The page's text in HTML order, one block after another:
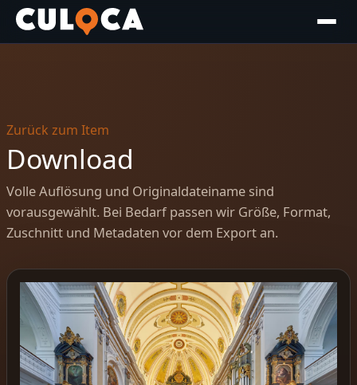
Zurück zum Item
Download
Volle Auflösung und Originaldateiname sind
vorausgewählt. Bei Bedarf passen wir Größe, Format,
Zuschnitt und Metadaten vor dem Export an.